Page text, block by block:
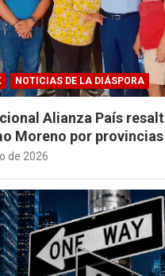
NOTICIAS DE LA DIÁSPORA
Alianza País
Moreno por
de 2026